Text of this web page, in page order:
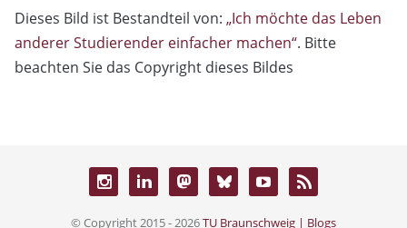
Dieses Bild ist Bestandteil von: „Ich möchte das Leben
anderer Studierender einfacher machen“. Bitte
beachten Sie das Copyright dieses Bildes
© Copyright 2015 - 2026TU Braunschweig | Blogs